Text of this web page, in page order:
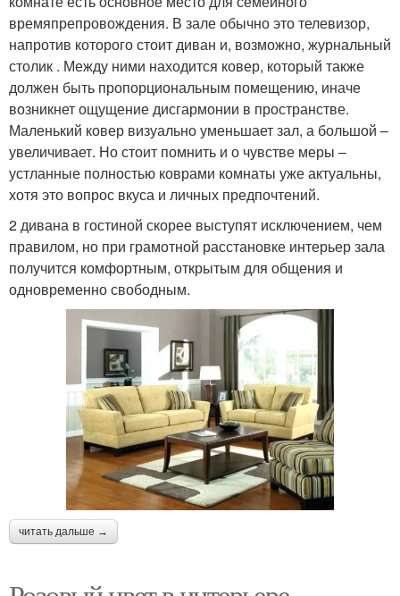
времяпрепровождения. В зале обычно это телевизор,
напротив которого стоит диван и, возможно, журнальный
столик . Между ними находится ковер, который также
должен быть пропорциональным помещению, иначе
возникнет ощущение дисгармонии в пространстве.
Маленький ковер визуально уменьшает зал, а большой –
увеличивает. Но стоит помнить и о чувстве меры –
устланные полностью коврами комнаты уже актуальны,
хотя это вопрос вкуса и личных предпочтений.
2 дивана в гостиной скорее выступят исключением, чем
правилом, но при грамотной расстановке интерьер зала
получится комфортным, открытым для общения и
одновременно свободным.
читать дальше →